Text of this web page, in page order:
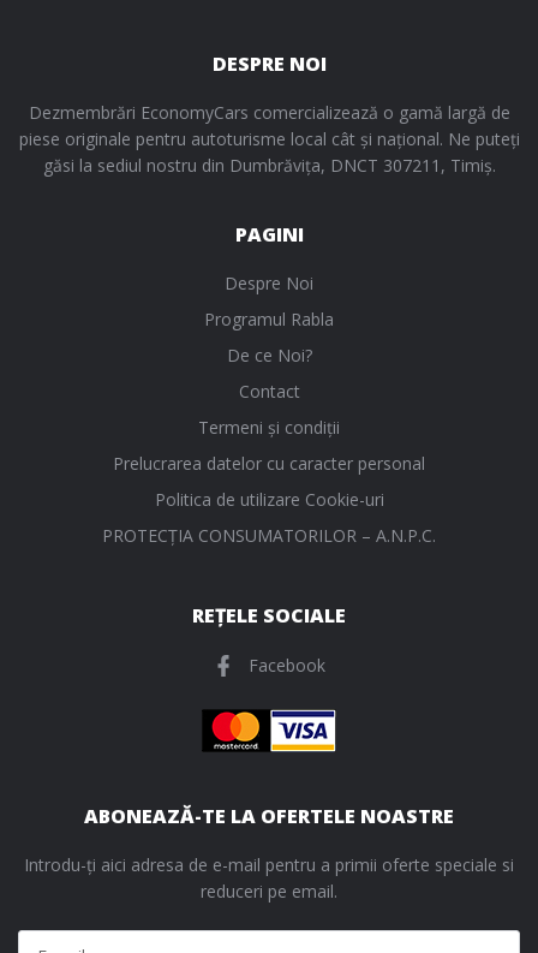
DESPRE NOI
Dezmembrări EconomyCars comercializează o gamă largă de
piese originale pentru autoturisme local cât și național. Ne puteți
găsi la sediul nostru din Dumbrăvița, DNCT 307211, Timiș.
PAGINI
Despre Noi
Programul Rabla
De ce Noi?
Contact
Termeni și condiții
Prelucrarea datelor cu caracter personal
Politica de utilizare Cookie-uri
PROTECŢIA CONSUMATORILOR – A.N.P.C.
REȚELE SOCIALE
Facebook
ABONEAZĂ-TE LA OFERTELE NOASTRE
Introdu-ți aici adresa de e-mail pentru a primii oferte speciale si
reduceri pe email.